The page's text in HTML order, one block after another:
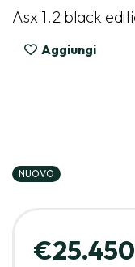
Asx 1.2 black
Aggiungi
NUOVO
€25.450